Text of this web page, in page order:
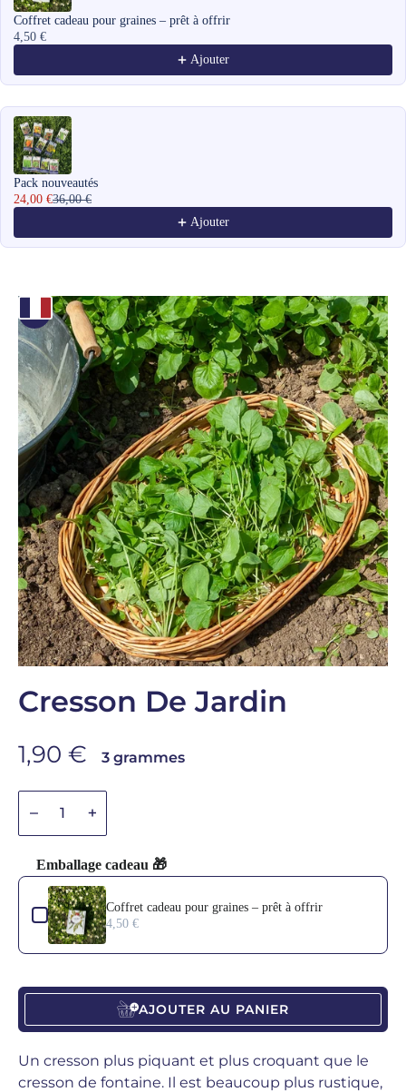
Coffret cadeau pour graines – prêt à offrir
4,50 €
Ajouter
Pack nouveautés
24,00 €36,00 €
Ajouter
Zoomer sur l'image
Cresson De Jardin
Prix de vente
1,90 € 3 grammes
Emballage cadeau 🎁
Use the Previous and Next buttons to navigate through product
Coffret cadeau pour graines – prêt à offrir
4,50 €
AJOUTER AU PANIER
Un cresson plus piquant et plus croquant que le
cresson de fontaine. Il est beaucoup plus rustique,